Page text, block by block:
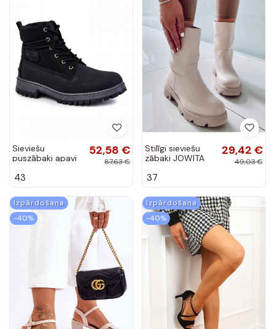
Sieviešu
puszābaki apavi
Big Star
krāsas
52,58 €
87,63 €
43
Stilīgi sieviešu
zābaki JOWITA
29,42 €
49,03 €
37
Izpārdošana
-40%
Izpārdošana
-40%